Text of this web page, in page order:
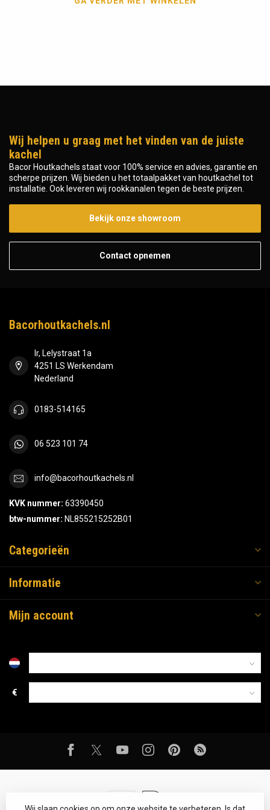
Wij helpen u graag met het vinden van de juiste
kachel
Bacor Houtkachels staat voor 100% service en advies, garantie en
scherpe prijzen. Wij bieden u het totaalpakket van houtkachel tot
installatie. Ook leveren wij rookkanalen tegen de beste prijzen.
Bekijk onze showroom
Contact opnemen
Bacorhoutkachels.nl
Ir, Lelystraat 1a
4251 LS Werkendam
Nederland
0183-514165
06 523 101 74
info@bacorhoutkachels.nl
KVK nummer: 63390450
btw-nummer: NL855215252B01
Categorieën
Informatie
Mijn account
€